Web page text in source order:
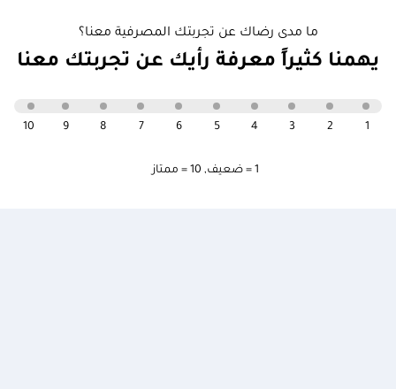
ما مدى رضاك عن تجربتك المصرفية معنا؟
يهمنا كثيراً معرفة رأيك عن تجربتك معنا
1 = ضعيف , 10 = ممتاز
10 9 8 7 6 5 4 3 2 1